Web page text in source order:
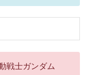
戦士ガンダム